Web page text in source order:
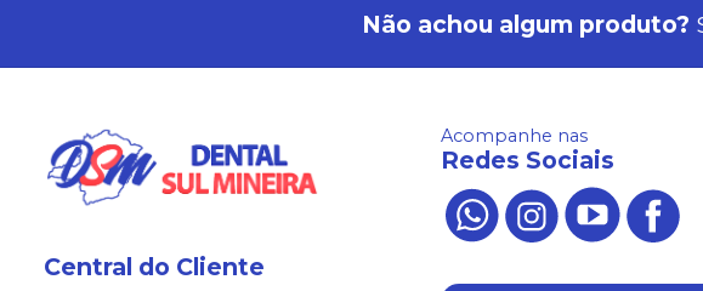
Não achou algum produto?
Central do Cliente
Acompanhe nas
Redes Sociais